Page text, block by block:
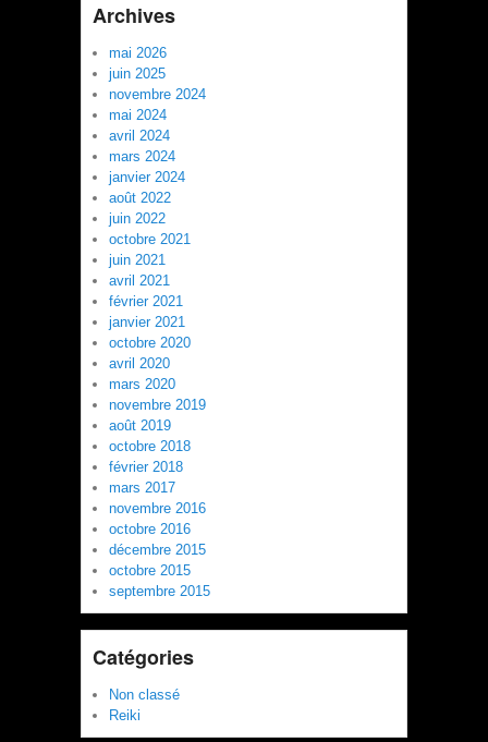
Archives
mai 2026
juin 2025
novembre 2024
mai 2024
avril 2024
mars 2024
janvier 2024
août 2022
juin 2022
octobre 2021
juin 2021
avril 2021
février 2021
janvier 2021
octobre 2020
avril 2020
mars 2020
novembre 2019
août 2019
octobre 2018
février 2018
mars 2017
novembre 2016
octobre 2016
décembre 2015
octobre 2015
septembre 2015
Catégories
Non classé
Reiki